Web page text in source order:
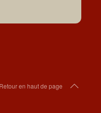
Retour en haut de page